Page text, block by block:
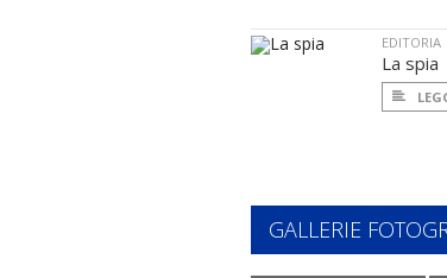
EDITORIA
La spia
GALLERIE